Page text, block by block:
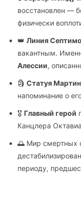
восстановлен —
физически
👑 Линия
вакантным.
Алессии,
🗿 Статуя
напоминание о
🎖️ Главный герой
Канцлера
🌅 Мир смертных
периоду,